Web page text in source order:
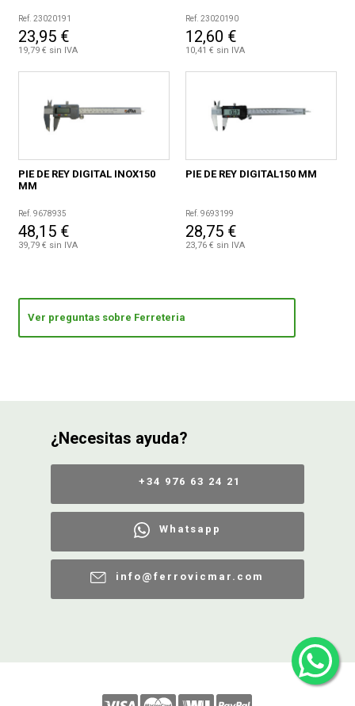
Ref. 23020191
23,95 €
19,79 € sin IVA
Ref. 23020190
12,60 €
10,41 € sin IVA
PIE DE REY DIGITAL INOX150
MM
Ref. 9678935
48,15 €
39,79 € sin IVA
PIE DE REY DIGITAL150 MM
Ref. 9693199
28,75 €
23,76 € sin IVA
Ver preguntas sobre Ferreteria
¿Necesitas ayuda?
+34 976 63 24 21
Whatsapp
info@ferrovicmar.com